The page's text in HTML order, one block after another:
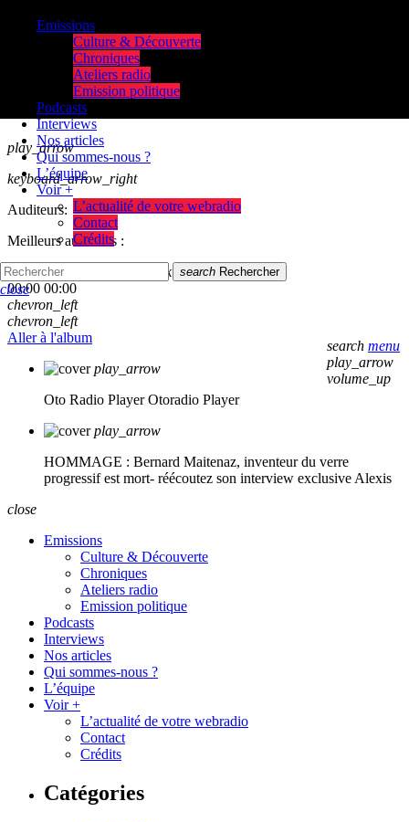
play_arrow
keyboard_arrow_right
Auditeurs:
Meilleurs auditeurs :
skip_previous
skip_next
00:00 00:00
chevron_left
chevron_left
Aller à l'album
play_arrow
Oto Radio Player Otoradio Player
play_arrow
HOMMAGE : Bernard Maitenaz, inventeur du verre
progressif est mort- réécoutez son interview exclusive Alexis
Emissions
Culture & Découverte
Chroniques
Ateliers radio
Emission politique
Podcasts
Interviews
Nos articles
Qui sommes-nous ?
L’équipe
Voir +
L’actualité de votre webradio
Contact
Crédits
search menu
play_arrow
volume_up
search Rechercher
close
close
Emissions
Culture & Découverte
Chroniques
Ateliers radio
Emission politique
Podcasts
Interviews
Nos articles
Qui sommes-nous ?
L’équipe
Voir +
L’actualité de votre webradio
Contact
Crédits
Catégories